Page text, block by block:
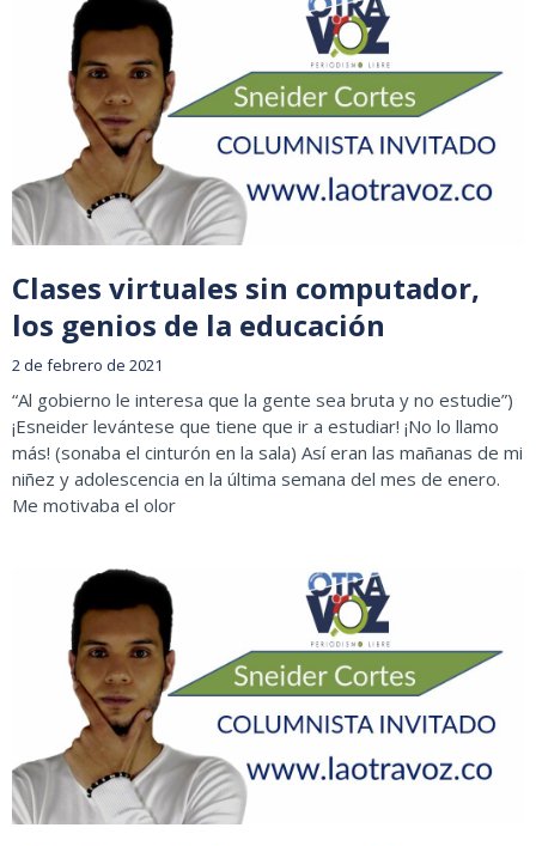
Clases virtuales sin computador,
los genios de la educación
2 de febrero de 2021
“Al gobierno le interesa que la gente sea bruta y no estudie”)
¡Esneider levántese que tiene que ir a estudiar! ¡No lo llamo
más! (sonaba el cinturón en la sala) Así eran las mañanas de mi
niñez y adolescencia en la última semana del mes de enero.
Me motivaba el olor